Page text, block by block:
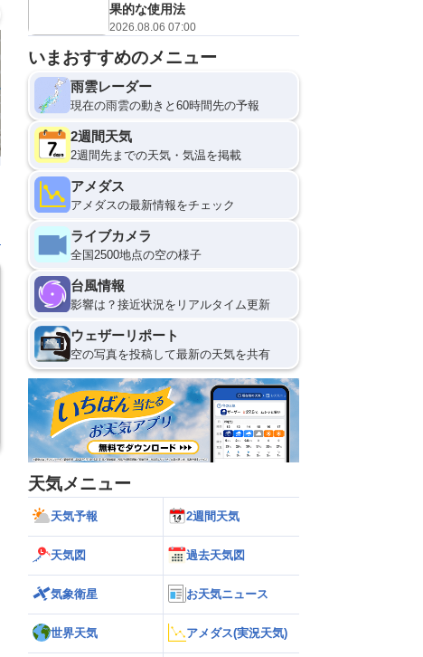
12
果的な使用法
2026.08.06 07:00
いまおすすめのメニュー
雨雲レーダー
現在の雨雲の動きと60時間先の予報
2週間天気
2週間先までの天気・気温を掲載
アメダス
アメダスの最新情報をチェック
ライブカメラ
全国2500地点の空の様子
台風情報
影響は？接近状況をリアルタイム更新
ウェザーリポート
空の写真を投稿して最新の天気を共有
天気メニュー
天気予報 2週間天気
天気図 過去天気図
気象衛星 お天気ニュース
世界天気 アメダス(実況天気)